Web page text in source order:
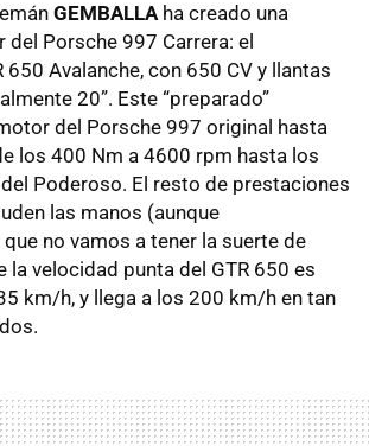
GEMBALLAha creado una
del Porsche 997 Carrera: el
650 Avalanche, con 650 CV y llantas
20”. Este “preparado”
del Porsche 997 original hasta
los 400 Nm a 4600 rpm hasta los
Poderoso. El resto de prestaciones
las manos (aunque
no vamos a tener la suerte de
la velocidad punta del GTR 650 es
km/h, y llega a los 200 km/h en tan